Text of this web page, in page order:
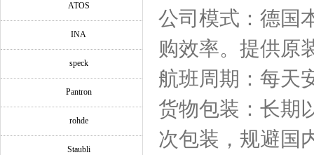
ATOS
INA
speck
Pantron
rohde
Staubli
公司模式：德国
购效率。提供原
航班周期：每天
货物包装：长期
次包装，规避国